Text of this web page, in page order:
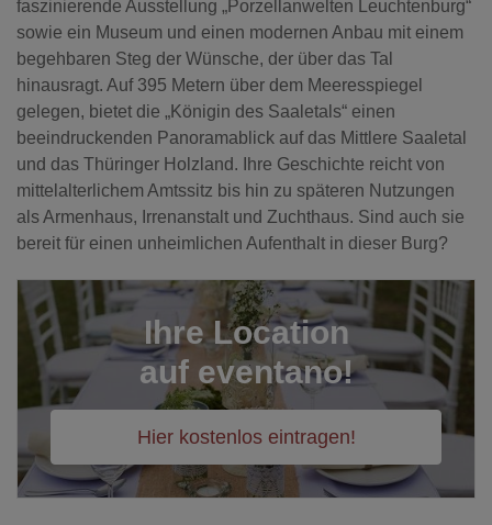
faszinierende Ausstellung „Porzellanwelten Leuchtenburg“
sowie ein Museum und einen modernen Anbau mit einem
begehbaren Steg der Wünsche, der über das Tal
hinausragt. Auf 395 Metern über dem Meeresspiegel
gelegen, bietet die „Königin des Saaletals“ einen
beeindruckenden Panoramablick auf das Mittlere Saaletal
und das Thüringer Holzland. Ihre Geschichte reicht von
mittelalterlichem Amtssitz bis hin zu späteren Nutzungen
als Armenhaus, Irrenanstalt und Zuchthaus. Sind auch sie
bereit für einen unheimlichen Aufenthalt in dieser Burg?
Ihre Location
auf eventano!
Hier kostenlos eintragen!